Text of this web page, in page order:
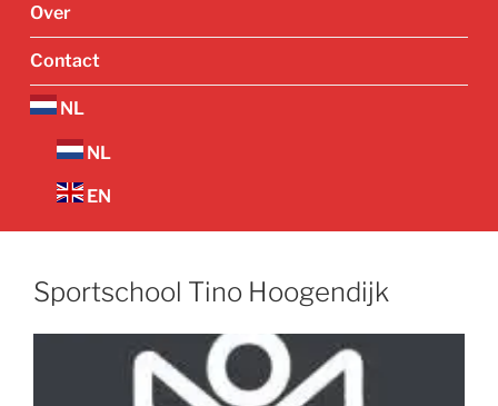
Over
Contact
NL
NL
EN
Sportschool Tino Hoogendijk